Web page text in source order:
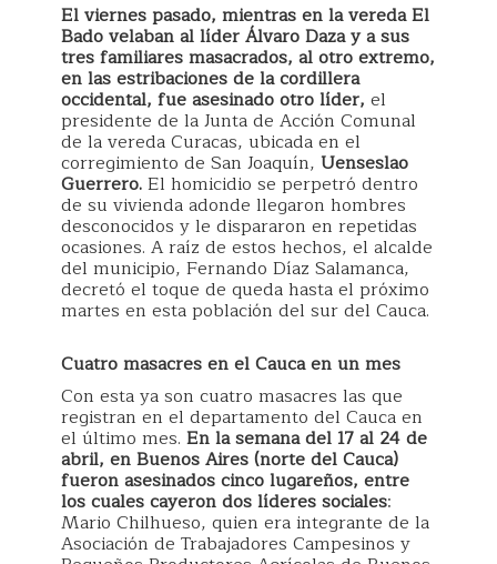
El viernes pasado, mientras en la vereda El
Bado velaban al líder Álvaro Daza y a sus
tres familiares masacrados, al otro extremo,
en las estribaciones de la cordillera
occidental, fue asesinado otro líder, el
presidente de la Junta de Acción Comunal
de la vereda Curacas, ubicada en el
corregimiento de San Joaquín, Uenseslao
Guerrero.El homicidio se perpetró dentro
de su vivienda adonde llegaron hombres
desconocidos y le dispararon en repetidas
ocasiones. A raíz de estos hechos, el alcalde
del municipio, Fernando Díaz Salamanca,
decretó el toque de queda hasta el próximo
martes en esta población del sur del Cauca.
Cuatro masacres en el Cauca en un mes
Con esta ya son cuatro masacres las que
registran en el departamento del Cauca en
el último mes. En la semana del 17 al 24 de
abril, en Buenos Aires (norte del Cauca)
fueron asesinados cinco lugareños, entre
los cuales cayeron dos líderes sociales:
Mario Chilhueso, quien era integrante de la
Asociación de Trabajadores Campesinos y